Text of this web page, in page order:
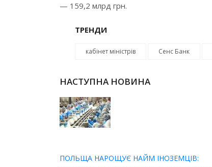
— 159,2 млрд грн.
ТРЕНДИ
кабінет міністрів Сенс Банк
НАСТУПНА НОВИНА
ПОЛЬЩА НАРОЩУЄ НАЙМ ІНОЗЕМЦІВ: